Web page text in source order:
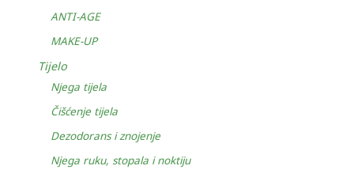
ANTI-AGE
MAKE-UP
Tijelo
Njega tijela
Čišćenje tijela
Dezodorans i znojenje
Njega ruku, stopala i noktiju